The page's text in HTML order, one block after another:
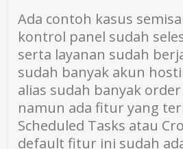
Ada contoh kasus
kontrol panel sudah
serta layanan sudah
sudah banyak akun
alias sudah banyak
namun ada fitur yang
Scheduled Tasks atau
default fitur ini sudah